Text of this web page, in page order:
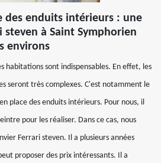
des enduits intérieurs : une
steven à Saint Symphorien
environs
habitations sont indispensables. En effet, les
seront très complexes. C'est notamment le
place des enduits intérieurs. Pour nous, il
pour les réaliser. Dans ce cas, nous
Ferrari steven. Il a plusieurs années
proposer des prix intéressants. Il a